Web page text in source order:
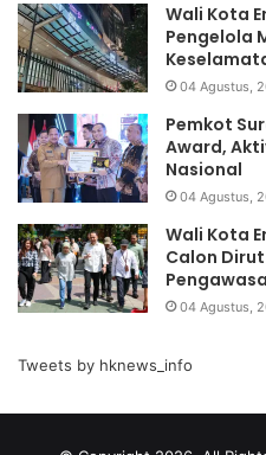
Wali Kota
Pengelola
04 Agustus,
Pemkot
Award,
Nasional
04 Agustus,
Wali Kota
Calon
04 Agustus,
Tweets by hknews_info